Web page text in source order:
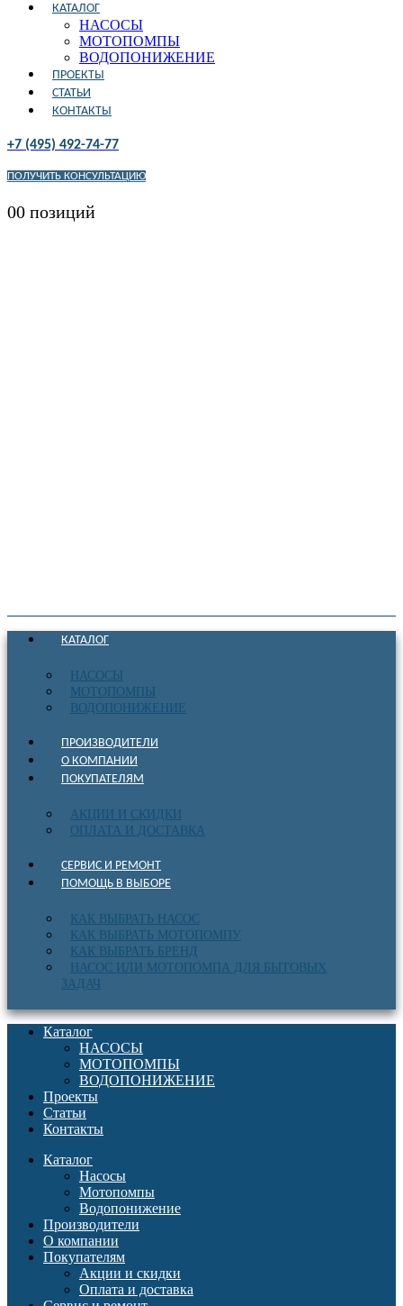
КАТАЛОГ
НАСОСЫ
МОТОПОМПЫ
ВОДОПОНИЖЕНИЕ
ПРОЕКТЫ
СТАТЬИ
КОНТАКТЫ
+7 (495) 492-74-77
ПОЛУЧИТЬ КОНСУЛЬТАЦИЮ
00 позиций
КАТАЛОГ
НАСОСЫ
МОТОПОМПЫ
ВОДОПОНИЖЕНИЕ
ПРОИЗВОДИТЕЛИ
О КОМПАНИИ
ПОКУПАТЕЛЯМ
АКЦИИ И СКИДКИ
ОПЛАТА И ДОСТАВКА
СЕРВИС И РЕМОНТ
ПОМОЩЬ В ВЫБОРЕ
КАК ВЫБРАТЬ НАСОС
КАК ВЫБРАТЬ МОТОПОМПУ
КАК ВЫБРАТЬ БРЕНД
НАСОС ИЛИ МОТОПОМПА ДЛЯ БЫТОВЫХ
ЗАДАЧ
Каталог
НАСОСЫ
МОТОПОМПЫ
ВОДОПОНИЖЕНИЕ
Проекты
Статьи
Контакты
Каталог
Насосы
Мотопомпы
Водопонижение
Производители
О компании
Покупателям
Акции и скидки
Оплата и доставка